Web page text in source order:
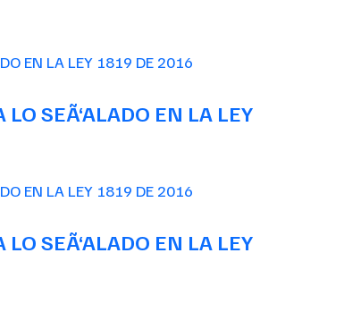
SEÃ‘ALADO EN LA LEY
SEÃ‘ALADO EN LA LEY